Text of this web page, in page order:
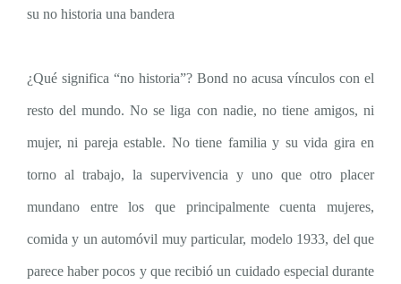
su no historia una bandera
¿Qué significa “no historia”? Bond no acusa vínculos con el
resto del mundo. No se liga con nadie, no tiene amigos, ni
mujer, ni pareja estable. No tiene familia y su vida gira en
torno al trabajo, la supervivencia y uno que otro placer
mundano entre los que principalmente cuenta mujeres,
comida y un automóvil muy particular, modelo 1933, del que
parece haber pocos y que recibió un cuidado especial durante